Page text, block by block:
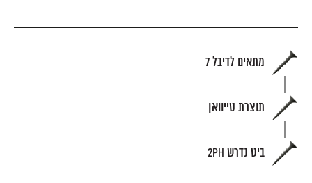
מתאים לדיבל 7
תוצרת טייוואן
ביט נדרש 2PH